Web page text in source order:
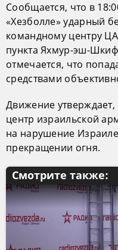
Сообщается, что в
«Хезболле» ударный
командному центру
пункта Яхмур-эш-
отмечается, что
средствами
Движение
центр израильской
на нарушение
прекращении огня.
Смотрите также: